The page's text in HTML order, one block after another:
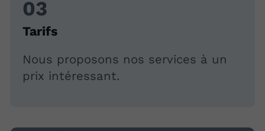
Tarifs
Nous proposons nos services à un
prix intéressant.